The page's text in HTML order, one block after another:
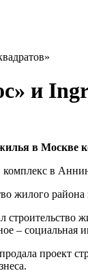
и
в Москве
в
жилого
– социальная
проект